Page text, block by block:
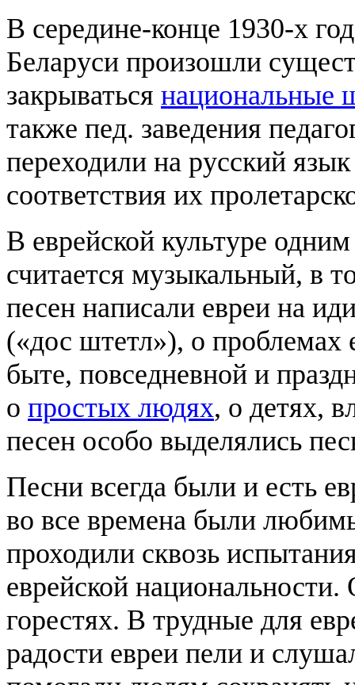
В середине-конце 1930-х
Беларуси произошли
закрываться национальные
также пед. заведения
переходили на русский
соответствия их
В еврейской культуре
считается музыкальный, в
песен написали евреи на
(«дос штетл»), о проблемах
быте, повседневной и
о простых людях, о детях,
песен особо выделялись
Песни всегда были и есть
во все времена были
проходили сквозь
еврейской
горестях. В трудные для
радости евреи пели и